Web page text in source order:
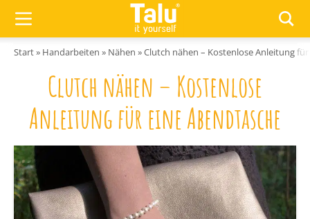
Start» Handarbeiten » Nähen »Clutch nähen – Kostenlose Anleitung
Clutch nähen – Kostenlose
Anleitung für eine Abendtasche